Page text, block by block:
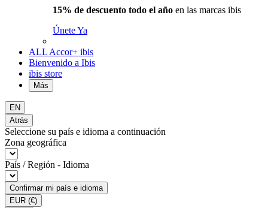
15% de descuento todo el año en las marcas ibis
Únete Ya
ALL Accor+ ibis
Bienvenido a Ibis
ibis store
Más
EN
Atrás
Seleccione su país e idioma a continuación
Zona geográfica
País / Región - Idioma
Confirmar mi país e idioma
EUR (€)